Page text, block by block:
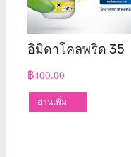
อิมิดาโคลพริด 35
฿400.00
อ่านเพิ่ม